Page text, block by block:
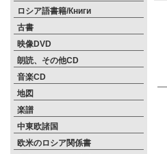
ロシア語書籍/Книги
古書
映像DVD
朗読、その他CD
音楽CD
地図
楽譜
中東欧諸国
欧米のロシア関係書